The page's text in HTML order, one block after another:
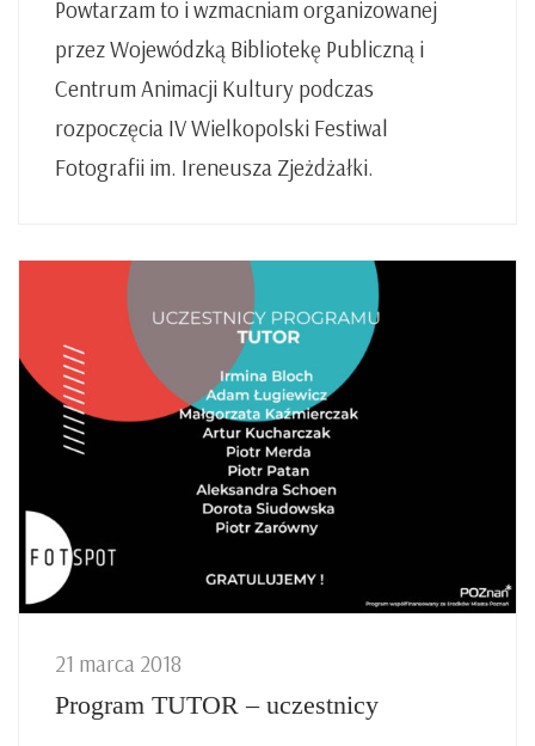
Powtarzam to i wzmacniam organizowanej
przez Wojewódzką Bibliotekę Publiczną i
Centrum Animacji Kultury podczas
rozpoczęcia IV Wielkopolski Festiwal
Fotografii im. Ireneusza Zjeżdżałki.
21 marca 2018
Program TUTOR – uczestnicy